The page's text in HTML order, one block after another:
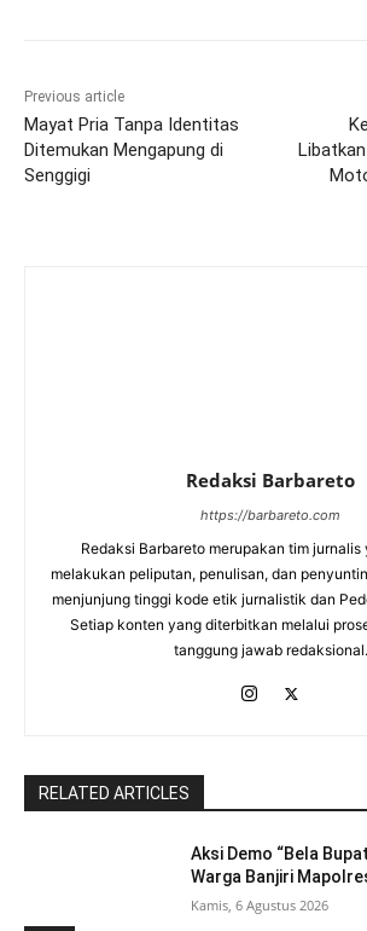
Previous article
Mayat Pria Tanpa Identitas
Ditemukan Mengapung di
Senggigi
Redaksi Barbareto
https://barbareto.com
Redaksi Barbareto merupakan tim jurnalis
melakukan peliputan, penulisan, dan
menjunjung tinggi kode etik jurnalistik dan
Setiap konten yang diterbitkan melalui
tanggung jawab redaksional.
RELATED ARTICLES
Aksi Demo “Bela
Warga Banjiri
Kamis, 6 Agustus 2026